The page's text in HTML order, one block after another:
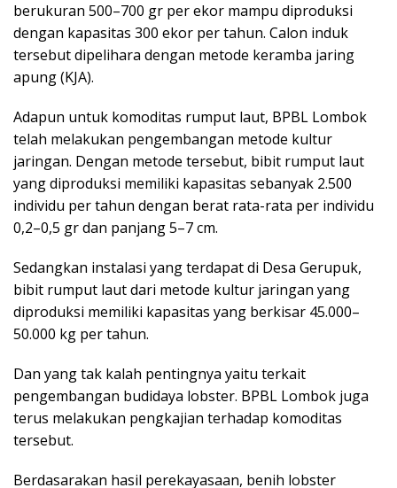
berukuran 500–700 gr per ekor mampu diproduksi
dengan kapasitas 300 ekor per tahun. Calon induk
tersebut dipelihara dengan metode keramba jaring
apung (KJA).
Adapun untuk komoditas rumput laut, BPBL Lombok
telah melakukan pengembangan metode kultur
jaringan. Dengan metode tersebut, bibit rumput laut
yang diproduksi memiliki kapasitas sebanyak 2.500
individu per tahun dengan berat rata-rata per individu
0,2–0,5 gr dan panjang 5–7 cm.
Sedangkan instalasi yang terdapat di Desa Gerupuk,
bibit rumput laut dari metode kultur jaringan yang
diproduksi memiliki kapasitas yang berkisar 45.000–
50.000 kg per tahun.
Dan yang tak kalah pentingnya yaitu terkait
pengembangan budidaya lobster. BPBL Lombok juga
terus melakukan pengkajian terhadap komoditas
tersebut.
Berdasarakan hasil perekayasaan, benih lobster